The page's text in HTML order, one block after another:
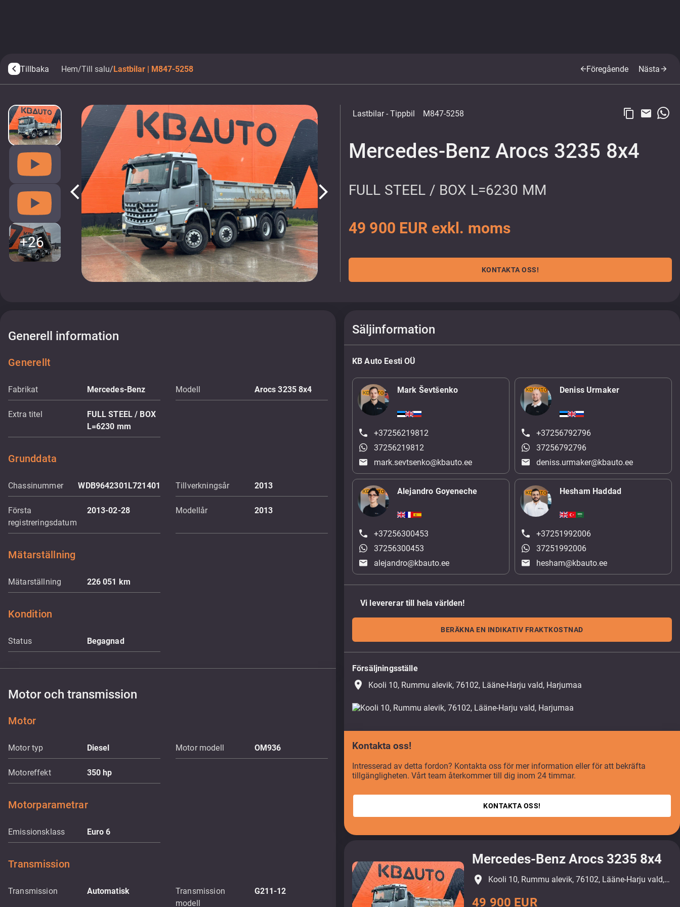
arrow_back_ios Tillbaka Hem/Till salu/Lastbilar | M847-5258 arrow_backFöregående Nästaarrow_forward
arrow_back_ios arrow_forward_ios
+26
Lastbilar- Tippbil M847-5258 content_copy email
Mercedes-Benz Arocs 3235 8x4
FULL STEEL / BOX L=6230 MM
49 900 EUR exkl. moms
KONTAKTA OSS!
Generell information
Generellt
Fabrikat Mercedes-Benz Modell Arocs 3235 8x4
Extra titel
FULL STEEL / BOX
L=6230 mm
Grunddata
Chassinummer WDB9642301L721401 Tillverkningsår 2013
Första
registreringsdatum
2013-02-28 Modellår 2013
Mätarställning
Mätarställning 226 051 km
Kondition
Status Begagnad
Motor och transmission
Motor
Motor typ Diesel Motor modell OM936
Motoreffekt 350hp
Motorparametrar
Emissionsklass Euro 6
Transmission
Transmission Automatisk
Transmission
modell
G211-12
Säljinformation
KB Auto Eesti OÜ
Mark Ševtšenko
+37256219812
37256219812
mark.sevtsenko@kbauto.ee
Deniss Urmaker
+37256792796
37256792796
deniss.urmaker@kbauto.ee
Alejandro Goyeneche
+37256300453
37256300453
alejandro@kbauto.ee
Hesham Haddad
+37251992006
37251992006
hesham@kbauto.ee
Vi levererar till hela världen!
BERÄKNA EN INDIKATIV FRAKTKOSTNAD
Försäljningsställe
place Kooli 10, Rummu alevik, 76102, Lääne-Harju vald, Harjumaa
Kontakta oss!
Intresserad av detta fordon? Kontakta oss för mer information eller för att bekräfta
tillgängligheten. Vårt team återkommer till dig inom 24 timmar.
KONTAKTA OSS!
Mercedes-Benz Arocs 3235 8x4
49 900 EUR
place Kooli 10, Rummu alevik, 76102, Lääne-Harju vald, Harjumaa